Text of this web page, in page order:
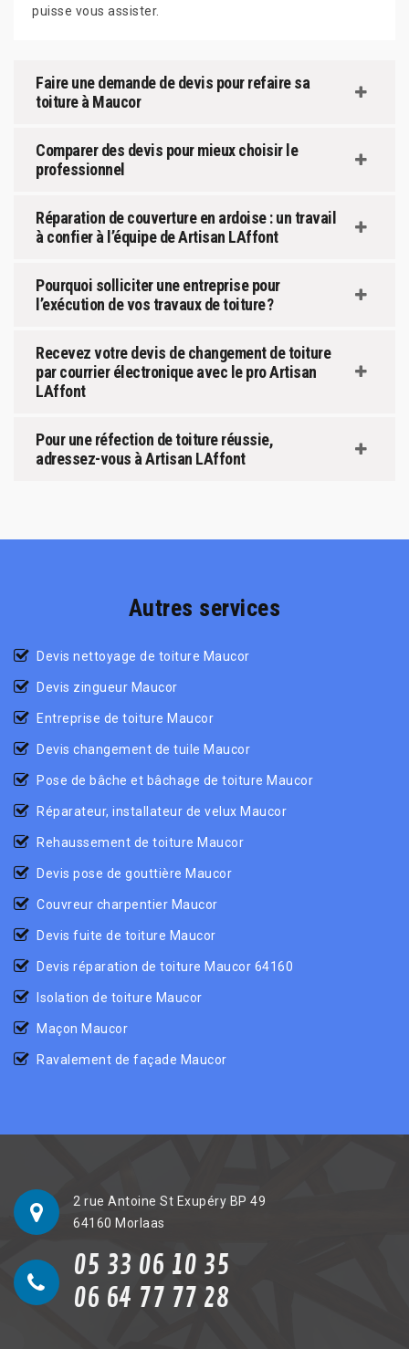
puisse vous assister.
Faire une demande de devis pour refaire sa
toiture à Maucor
Comparer des devis pour mieux choisir le
professionnel
Réparation de couverture en ardoise : un travail
à confier à l’équipe de Artisan LAffont
Pourquoi solliciter une entreprise pour
l’exécution de vos travaux de toiture ?
Recevez votre devis de changement de toiture
par courrier électronique avec le pro Artisan
LAffont
Pour une réfection de toiture réussie,
adressez-vous à Artisan LAffont
Autres services
Devis nettoyage de toiture Maucor
Devis zingueur Maucor
Entreprise de toiture Maucor
Devis changement de tuile Maucor
Pose de bâche et bâchage de toiture Maucor
Réparateur, installateur de velux Maucor
Rehaussement de toiture Maucor
Devis pose de gouttière Maucor
Couvreur charpentier Maucor
Devis fuite de toiture Maucor
Devis réparation de toiture Maucor 64160
Isolation de toiture Maucor
Maçon Maucor
Ravalement de façade Maucor
2 rue Antoine St Exupéry BP 49
64160 Morlaas
05 33 06 10 35
06 64 77 77 28